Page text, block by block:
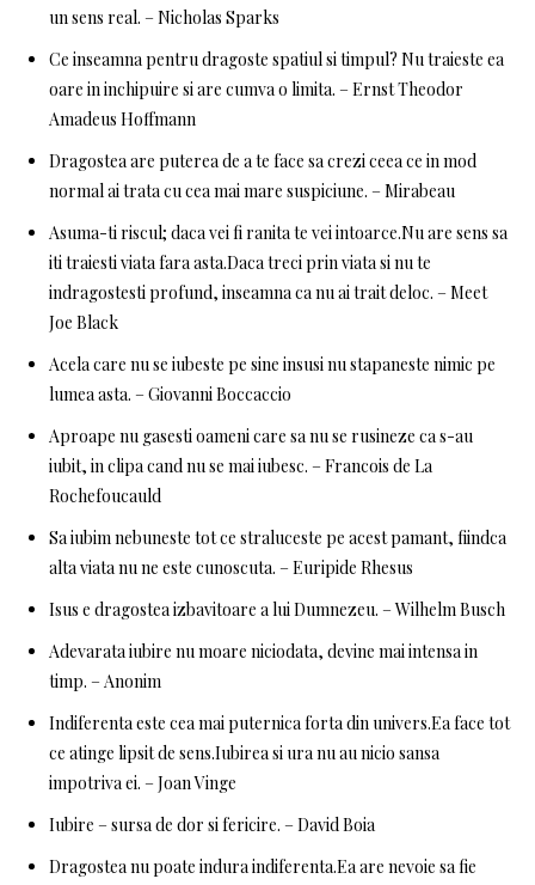
un sens real. – Nicholas Sparks
Ce inseamna pentru dragoste spatiul si timpul? Nu traieste ea
oare in inchipuire si are cumva o limita. – Ernst Theodor
Amadeus Hoffmann
Dragostea are puterea de a te face sa crezi ceea ce in mod
normal ai trata cu cea mai mare suspiciune. – Mirabeau
Asuma-ti riscul; daca vei fi ranita te vei intoarce.Nu are sens sa
iti traiesti viata fara asta.Daca treci prin viata si nu te
indragostesti profund, inseamna ca nu ai trait deloc. – Meet
Joe Black
Acela care nu se iubeste pe sine insusi nu stapaneste nimic pe
lumea asta. – Giovanni Boccaccio
Aproape nu gasesti oameni care sa nu se rusineze ca s-au
iubit, in clipa cand nu se mai iubesc. – Francois de La
Rochefoucauld
Sa iubim nebuneste tot ce straluceste pe acest pamant, fiindca
alta viata nu ne este cunoscuta. – Euripide Rhesus
Isus e dragostea izbavitoare a lui Dumnezeu. – Wilhelm Busch
Adevarata iubire nu moare niciodata, devine mai intensa in
timp. – Anonim
Indiferenta este cea mai puternica forta din univers.Ea face tot
ce atinge lipsit de sens.Iubirea si ura nu au nicio sansa
impotriva ei. – Joan Vinge
Iubire – sursa de dor si fericire. – David Boia
Dragostea nu poate indura indiferenta.Ea are nevoie sa fie